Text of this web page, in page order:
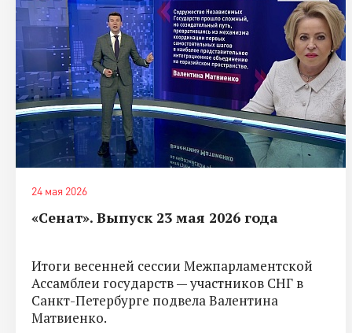
24 мая 2026
«Сенат». Выпуск 23 мая 2026 года
Итоги весенней сессии Межпарламентской
Ассамблеи государств — участников СНГ в
Санкт-Петербурге подвела Валентина
Матвиенко.